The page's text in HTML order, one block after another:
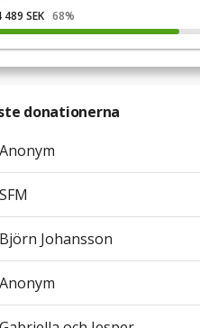
489 SEK 68%
donationerna
Anonym
SFM
Björn Johansson
Anonym